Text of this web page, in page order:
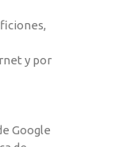
y por
Google